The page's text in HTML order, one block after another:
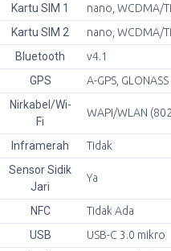
Kartu SIM 1
nano, WCDMA/
Kartu SIM 2
nano, WCDMA/
Bluetooth
v4.1
GPS
A-GPS, GLONASS
Nirkabel/Wi-
Fi
WAPI/WLAN
Inframerah
Tidak
Sensor Sidik
Jari
Ya
NFC
Tidak Ada
USB
USB-C 3.0 mikro